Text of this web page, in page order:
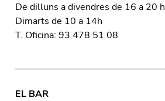
De dilluns a divendres de 16 a 20 h
Dimarts de 10 a 14h
T. Oficina: 93 478 51 08
EL BAR